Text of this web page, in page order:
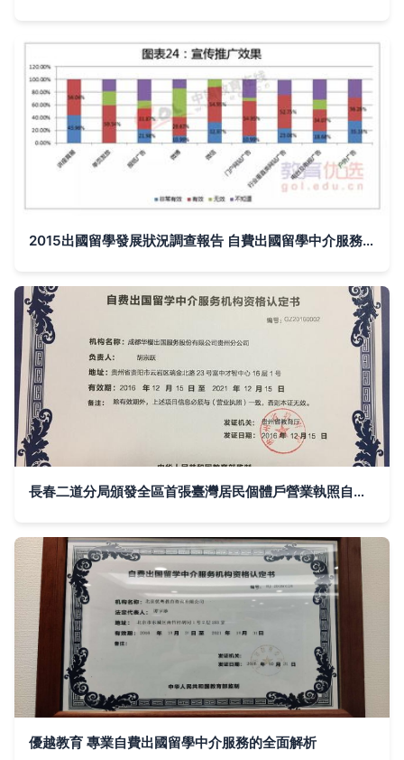
2015出國留學發展狀況調查報告 自費出國留學中介服務解析
長春二道分局頒發全區首張臺灣居民個體戶營業執照自費借讀咨詢突破記
優越教育 專業自費出國留學中介服務的全面解析